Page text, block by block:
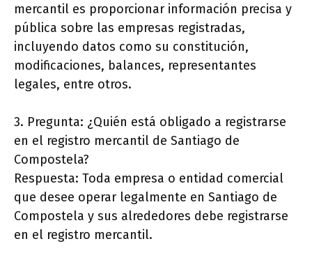
mercantil es proporcionar información precisa y
pública sobre las empresas registradas,
incluyendo datos como su constitución,
modificaciones, balances, representantes
legales, entre otros.
3. Pregunta: ¿Quién está obligado a registrarse
en el registro mercantil de Santiago de
Compostela?
Respuesta: Toda empresa o entidad comercial
que desee operar legalmente en Santiago de
Compostela y sus alrededores debe registrarse
en el registro mercantil.